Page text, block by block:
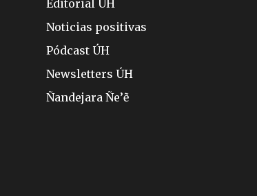
Editorial ÚH
Noticias positivas
Pódcast ÚH
Newsletters ÚH
Ñandejara Ñe’ẽ